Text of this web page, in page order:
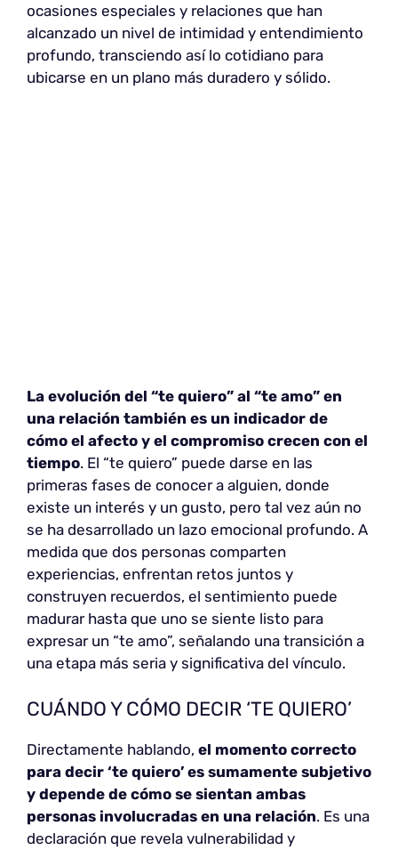
ocasiones especiales y relaciones que han
alcanzado un nivel de intimidad y entendimiento
profundo, transciendo así lo cotidiano para
ubicarse en un plano más duradero y sólido.
La evolución del “te quiero” al “te amo” en
una relación también es un indicador de
cómo el afecto y el compromiso crecen con el
tiempo. El “te quiero” puede darse en las
primeras fases de conocer a alguien, donde
existe un interés y un gusto, pero tal vez aún no
se ha desarrollado un lazo emocional profundo. A
medida que dos personas comparten
experiencias, enfrentan retos juntos y
construyen recuerdos, el sentimiento puede
madurar hasta que uno se siente listo para
expresar un “te amo”, señalando una transición a
una etapa más seria y significativa del vínculo.
CUÁNDO Y CÓMO DECIR ‘TE QUIERO’
Directamente hablando, el momento correcto
para decir ‘te quiero’ es sumamente subjetivo
y depende de cómo se sientan ambas
personas involucradas en una relación. Es una
declaración que revela vulnerabilidad y